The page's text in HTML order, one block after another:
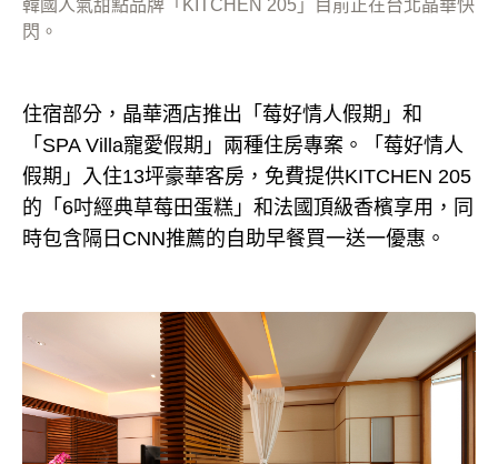
韓國人氣甜點品牌「KITCHEN 205」目前正在台北晶華快
閃。
住宿部分，晶華酒店推出「莓好情人假期」和
「SPA Villa寵愛假期」兩種住房專案。「莓好情人
假期」入住13坪豪華客房，免費提供KITCHEN 205
的「6吋經典草莓田蛋糕」和法國頂級香檳享用，同
時包含隔日CNN推薦的自助早餐買一送一優惠。